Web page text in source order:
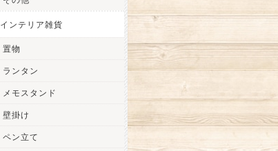
インテリア雑貨
置物
ランタン
メモスタンド
壁掛け
ペン立て